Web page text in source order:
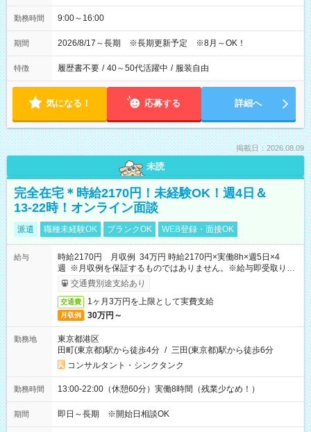
勤務時間 9:00～16:00
期間 2026/8/17～長期 ※長期更新予定 ※8月～OK！
特徴 履歴書不要 / 40～50代活躍中 / 服装自由
気になる！ 応募する 詳細へ
掲載日：2026.08.09
未読
完全在宅＊時給2170円！未経験OK！週4日＆
13-22時！オンライン面談
派遣 職種未経験OK ブランクOK WEB登録・面接OK
給与
時給2170円 月収例 34万円 時給2170円×実働8h×週5日×4
週 ※月収例を保証するものではありません。※給与即受取りサ
ービス利用可（利用条件有）
交通費別途支給あり
交通費 1ヶ月3万円を上限として実費支給
月収例 30万円～
勤務地
東京都港区
田町(東京都)駅から徒歩4分 / 三田(東京都)駅から徒歩6分
コンサルタント・シンクタンク
勤務時間 13:00-22:00（休憩60分）実働8時間（残業少なめ！）
期間 即日～長期 ※開始日相談OK